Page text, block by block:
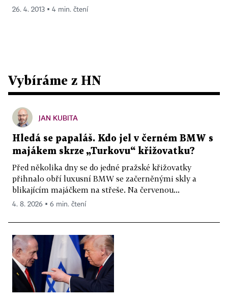
26. 4. 2013 ▪ 4 min. čtení
Vybíráme z HN
JAN KUBITA
Hledá se papaláš. Kdo jel v černém BMW s
majákem skrze „Turkovu“ křižovatku?
Před několika dny se do jedné pražské křižovatky
přihnalo obří luxusní BMW se začerněnými skly a
blikajícím majáčkem na střeše. Na červenou...
4. 8. 2026 ▪ 6 min. čtení